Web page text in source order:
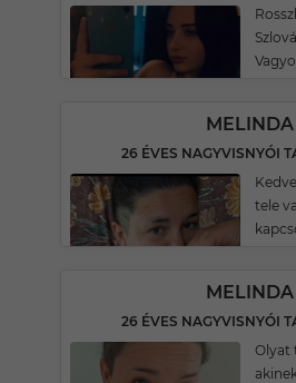
MELINDA
26 ÉVES NAGYVISNYÓI
tele
MELINDA
26 ÉVES NAGYVISNYÓI
Olyat